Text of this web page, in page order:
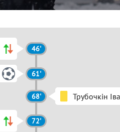
46'
61'
68'
Трубочкін
72'